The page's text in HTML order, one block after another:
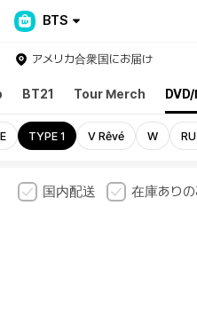
BTS
アメリカ合衆国にお届け
BT21 Tour Merch
TYPE 1 V Rêvé W
国内配送 在庫ありの